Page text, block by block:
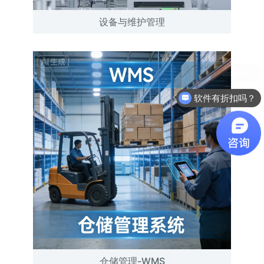
设备与维护管理
仓储管理-WMS
软件有折扣吗？